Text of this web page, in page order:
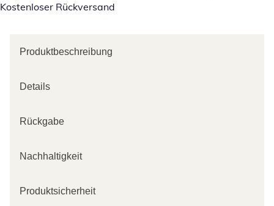
Kostenloser Rückversand
Produktbeschreibung
Details
Rückgabe
Nachhaltigkeit
Produktsicherheit